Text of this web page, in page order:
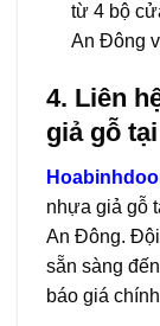
từ 4 bộ
An Đông
4. Liên
giả gỗ
nhựa giả gỗ
An Đông. Đội
sẵn sàng
báo giá